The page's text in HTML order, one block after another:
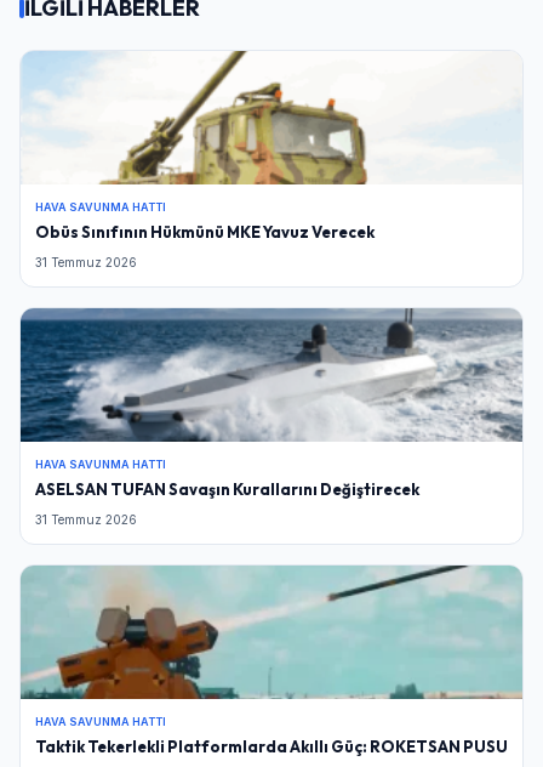
İLGİLİ HABERLER
HAVA SAVUNMA HATTI
Obüs Sınıfının Hükmünü MKE Yavuz Verecek
31 Temmuz 2026
HAVA SAVUNMA HATTI
ASELSAN TUFAN Savaşın Kurallarını Değiştirecek
31 Temmuz 2026
HAVA SAVUNMA HATTI
Taktik Tekerlekli Platformlarda Akıllı Güç: ROKETSAN PUSU